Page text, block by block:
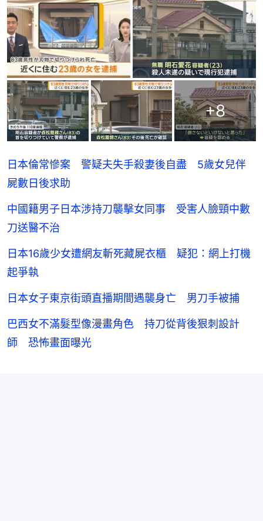
+8
日本倫常慘案 警疑夫失手殺妻後自盡 5歲女兒伴
屍數日後求助
中國籍男子日本涉持刀襲擊女同事 受害人臉頸中數
刀送醫不治
日本16歲少女遭網友斬死藏屍衣櫃 疑犯：網上打機
起爭執
日本女子東京街頭直播期間遇襲身亡 男刀手被捕
巴西女不滿髮型像漫畫角色 持刀從背後狠刺設計
師 恐怖畫面曝光